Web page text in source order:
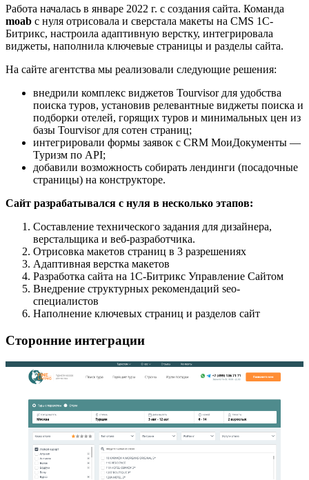
Работа началась в январе 2022 г. с создания сайта. Команда
moab с нуля отрисовала и сверстала макеты на CMS 1C-
Битрикс, настроила адаптивную верстку, интегрировала
виджеты, наполнила ключевые страницы и разделы сайта.
На сайте агентства мы реализовали следующие решения:
внедрили комплекс виджетов Tourvisor для удобства
поиска туров, установив релевантные виджеты поиска и
подборки отелей, горящих туров и минимальных цен из
базы Tourvisor для сотен страниц;
интегрировали формы заявок с CRM МоиДокументы —
Туризм по API;
добавили возможность собирать лендинги (посадочные
страницы) на конструкторе.
Сайт разрабатывался с нуля в несколько этапов:
Составление технического задания для дизайнера,
верстальщика и веб-разработчика.
Отрисовка макетов страниц в 3 разрешениях
Адаптивная верстка макетов
Разработка сайта на 1С-Битрикс Управление Сайтом
Внедрение структурных рекомендаций seo-
специалистов
Наполнение ключевых страниц и разделов сайт
Сторонние интеграции